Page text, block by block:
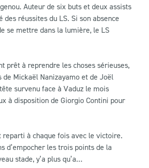
Auteur de six buts et deux assists
réussites du LS. Si son absence
se mettre dans la lumière, le LS
prêt à reprendre les choses sérieuses,
Mickaël Nanizayamo et de Joël
survenu face à Vaduz le mois
à disposition de Giorgio Contini pour
reparti à chaque fois avec le victoire.
d’empocher les trois points de la
stade, y’a plus qu’a…